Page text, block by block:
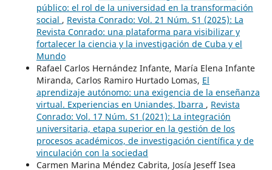
público: el rol de la universidad en la transformación
social , Revista Conrado: Vol. 21 Núm. S1 (2025): La
Revista Conrado: una plataforma para visibilizar y
fortalecer la ciencia y la investigación de Cuba y el
Mundo
Rafael Carlos Hernández Infante, María Elena Infante
Miranda, Carlos Ramiro Hurtado Lomas, El
aprendizaje autónomo: una exigencia de la enseñanza
virtual. Experiencias en Uniandes, Ibarra , Revista
Conrado: Vol. 17 Núm. S1 (2021): La integración
universitaria, etapa superior en la gestión de los
procesos académicos, de investigación científica y de
vinculación con la sociedad
Carmen Marina Méndez Cabrita, Josía Jeseff Isea